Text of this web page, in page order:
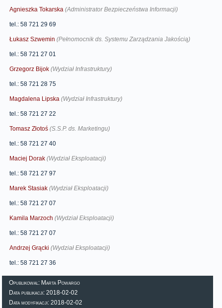
Agnieszka Tokarska (Administrator Bezpieczeństwa Informacji)
tel.: 58 721 29 69
Łukasz Szwemin (Pełnomocnik ds. Systemu Zarządzania Jakością)
tel.: 58 721 27 01
Grzegorz Bijok (Wydział Infrastruktury)
tel.: 58 721 28 75
Magdalena Lipska (Wydział Infrastruktury)
tel.: 58 721 27 22
Tomasz Złotoś (S.S.P. ds. Marketingu)
tel.: 58 721 27 40
Maciej Dorak (Wydział Eksploatacji)
tel.: 58 721 27 97
Marek Stasiak (Wydział Eksploatacji)
tel.: 58 721 27 07
Kamila Marzoch (Wydział Eksploatacji)
tel.: 58 721 27 07
Andrzej Grącki (Wydział Eksploatacji)
tel.: 58 721 27 36
Opublikowal: Marta Powargo
Data publikacji: 2018-02-02
Data modyfikacji: 2018-02-02